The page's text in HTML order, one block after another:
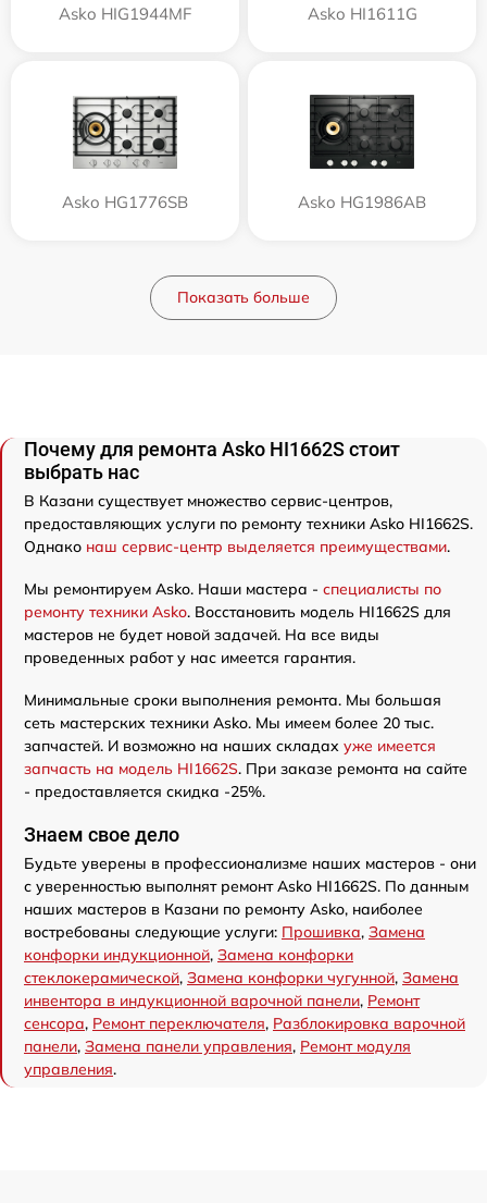
Asko HIG1944MF Asko HI1611G
Asko HG1776SB Asko HG1986AB
Показать больше
Почему для ремонта Asko HI1662S стоит
выбрать нас
В Казани существует множество сервис-центров,
предоставляющих услуги по ремонту техники Asko HI1662S.
Однако наш сервис-центр выделяется преимуществами.
Мы ремонтируем Asko. Наши мастера - специалисты по
ремонту техники Asko. Восстановить модель HI1662S для
мастеров не будет новой задачей. На все виды
проведенных работ у нас имеется гарантия.
Минимальные сроки выполнения ремонта. Мы большая
сеть мастерских техники Asko. Мы имеем более 20 тыс.
запчастей. И возможно на наших складах уже имеется
запчасть на модель HI1662S. При заказе ремонта на сайте
- предоставляется скидка -25%.
Знаем свое дело
Будьте уверены в профессионализме наших мастеров - они
с уверенностью выполнят ремонт Asko HI1662S. По данным
наших мастеров в Казани по ремонту Asko, наиболее
востребованы следующие услуги: Прошивка, Замена
конфорки индукционной, Замена конфорки
стеклокерамической, Замена конфорки чугунной, Замена
инвентора в индукционной варочной панели, Ремонт
сенсора, Ремонт переключателя, Разблокировка варочной
панели, Замена панели управления, Ремонт модуля
управления.